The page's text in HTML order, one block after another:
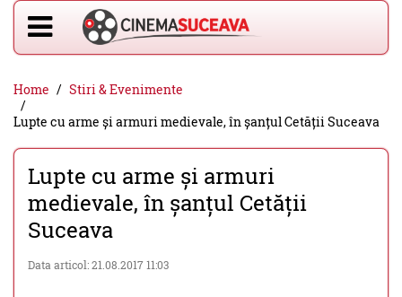
Home
Stiri & Evenimente
Lupte cu arme și armuri medievale, în șanțul Cetății Suceava
Lupte cu arme și armuri
medievale, în șanțul Cetății
Suceava
Data articol: 21.08.2017 11:03